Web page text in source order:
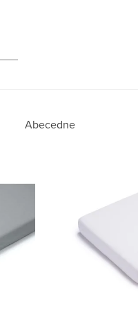
Abecedne